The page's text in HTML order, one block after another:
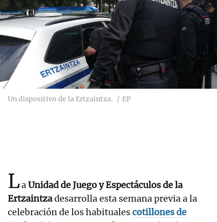
Un dispositivo de la Ertzaintza. EP
LaUnidad de Juego y Espectáculos de la
Ertzaintzadesarrolla esta semana previa a la
celebración de los habitualescotillones de